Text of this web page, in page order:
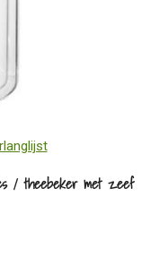
/ theebeker met zeef